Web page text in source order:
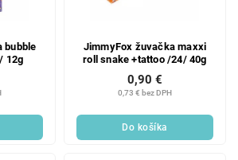
bubble
12g
JimmyFox žuvačka maxxi
roll snake +tattoo /24/ 40g
0,73 € bez DPH
0,90 €
Do košíka